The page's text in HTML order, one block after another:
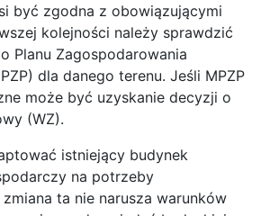
być zgodna z obowiązującymi
kolejności należy sprawdzić
Planu Zagospodarowania
dla danego terenu. Jeśli MPZP
może być uzyskanie decyzji o
(WZ).
istniejący budynek
na potrzeby
ta nie narusza warunków